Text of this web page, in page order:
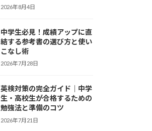
2026年8月4日
中学生必見！成績アップに直
結する参考書の選び方と使い
こなし術
2026年7月28日
英検対策の完全ガイド｜中学
生・高校生が合格するための
勉強法と準備のコツ
2026年7月21日